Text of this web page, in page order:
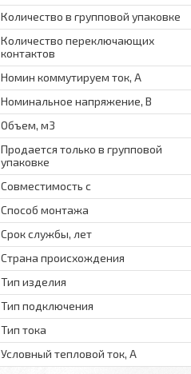
Количество в групповой упаковке
Количество переключающих
контактов
Номин коммутируем ток, А
Номинальное напряжение, В
Объем, м3
Продается только в групповой
упаковке
Совместимость с
Способ монтажа
Срок службы, лет
Страна происхождения
Тип изделия
Тип подключения
Тип тока
Условный тепловой ток, А